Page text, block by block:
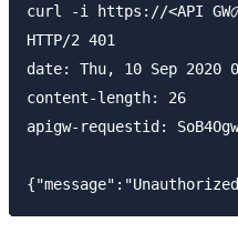
curl -i https://<API GWの
HTTP/2 401
date: Thu, 10 Sep 2020
content-length: 26
apigw-requestid: